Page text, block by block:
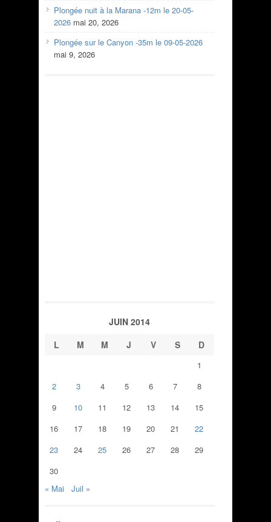
Plongée nuit à la Marana -12m le 20-05-
2026 mai 20, 2026
Plongée sur le Canyon -35m le 09-05-2026
mai 9, 2026
JUIN 2014
L
M M J V S D
1
2
3 4 5 6 7
8
9
10 11 12 13 14
15
16
17 18 19 20 21
22
23
24 25 26 27 28
29
30
« Mai
Juil »